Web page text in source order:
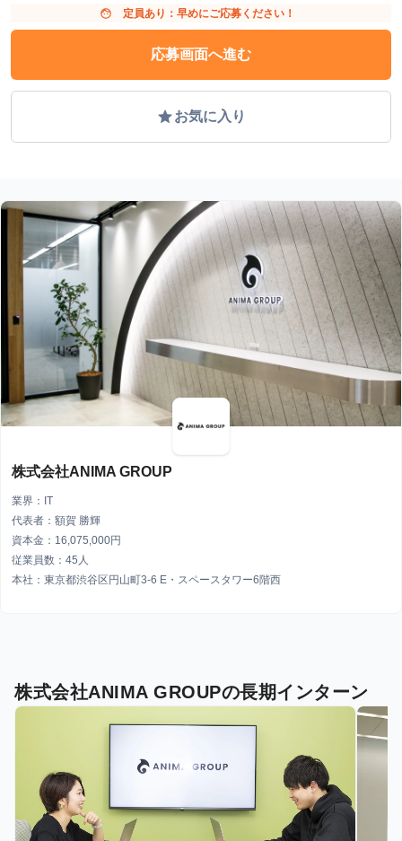
face 定員あり：早めにご応募ください！
応募画面へ進む
gradeお気に入り
株式会社ANIMA GROUP
業界：IT
代表者：額賀 勝輝
資本金：16,075,000円
従業員数：45人
本社：東京都渋谷区円山町3-6 E・スペースタワー6階西
株式会社ANIMA GROUPの長期インターン